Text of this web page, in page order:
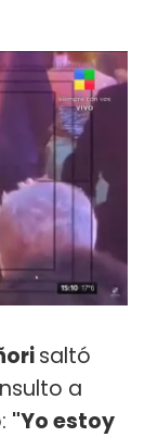
saltó
a
"Yo estoy